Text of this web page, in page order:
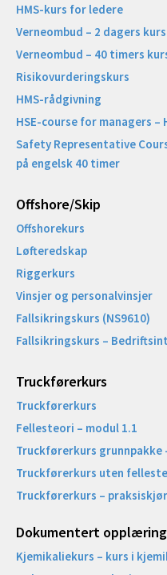
HMS-kurs for ledere
Verneombud – 2 dagers kurs
Verneombud – 40 timers
Risikovurderingskurs
HMS-rådgivning
HSE-course for managers
Safety Representative
på engelsk 40 timer
Offshore/Skip​
Offshorekurs
Løfteredskap
Riggerkurs
Vinsjer og personalvinsjer
Fallsikringskurs (NS9610)
Fallsikringskurs –
Truckførerkurs
Truckførerkurs
Fellesteori – modul 1.1
Truckførerkurs
Truckførerkurs uten
Truckførerkurs –
Dokumentert opplæring
Kjemikaliekurs – kurs i